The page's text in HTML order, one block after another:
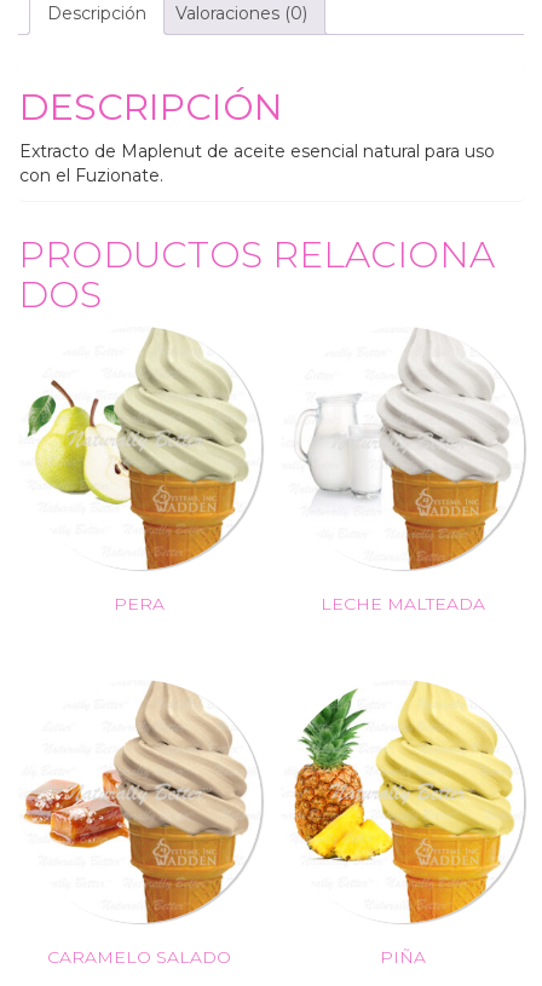
Descripción Valoraciones (0)
DESCRIPCIÓN
Extracto de Maplenut de aceite esencial natural para uso
con el Fuzionate.
PRODUCTOS RELACIONA
DOS
PERA LECHE MALTEADA
CARAMELO SALADO PIÑA